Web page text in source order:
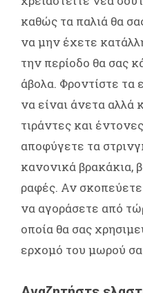
καθώς τα παλιά θα
να μην έχετε
την περίοδο θα σας
άβολα. Φροντίστε
να είναι άνετα αλλά
τιράντες και
αποφύγετε τα
κανονικά βρακάκια,
ραφές. Αν
να αγοράσετε από
οποία θα σας
ερχομό του μωρού